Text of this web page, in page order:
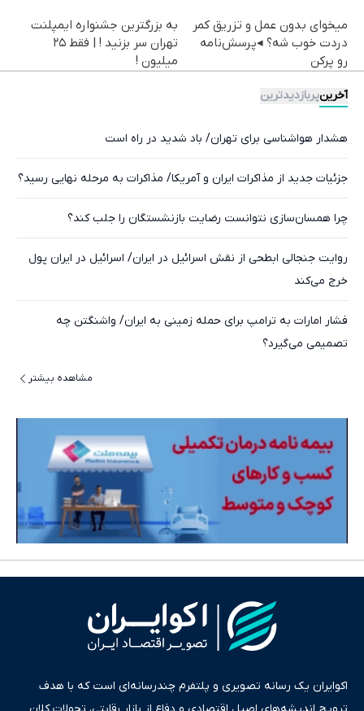
میخوای بدون عمل و تزریق کمر
دردت خوب شه؟ ◂پرسش‌نامه
رو پرکن
به بزرگترین جشنواره ایمپلنت
تهران سر بزنید ! | فقط ۲۵
میلیون !
آخرینپربازدیدترین
هشدار هواشناسی برای تهران/ باد شدید در راه است
جزئیات جدید از مذاکرات ایران و آمریکا/ مذاکرات به مرحله نهایی رسید؟
چرا همسان‌سازی نتوانست رضایت بازنشستگان را جلب کند؟
روایت جنجالی ابطحی از نقش اسرائیل در ایران/ اسرائیل در ایران پول
خرج می‌کند
فشار امارات به ترامپ برای حمله زمینی به ایران/ واشنگتن چه
تصمیمی می‌گیرد؟
مشاهده بیشتر
اکوایران یک رسانه تصویری و پلتفرم چندرسانه‌ای است که با هدف